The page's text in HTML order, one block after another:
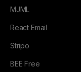
MJML
React Email
Stripo
BEE Free